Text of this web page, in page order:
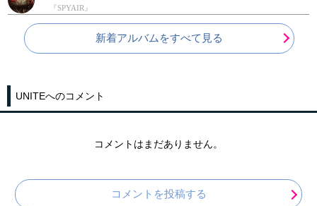
『SPYAIR』
新着アルバムをすべて見る
UNITEへのコメント
コメントはまだありません。
コメントを投稿する